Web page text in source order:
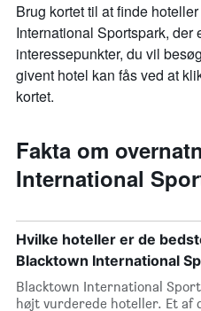
Brug kortet til at finde
International Sportspark,
interessepunkter, du vil
givent hotel kan fås ved at
kortet.
Fakta om
International
Hvilke hoteller er de
Blacktown International
Blacktown International
højt vurderede hoteller. Et af